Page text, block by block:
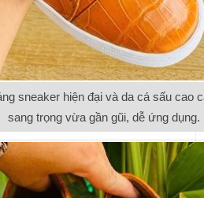
sneaker hiện đại và da cá sấu cao
sang trọng vừa gần gũi, dễ ứng dụng.